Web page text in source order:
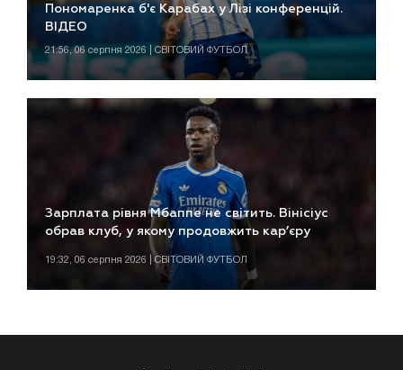
Пономаренка б'є Карабах у Лізі конференцій.
ВІДЕО
21:56, 06 серпня 2026 | СВІТОВИЙ ФУТБОЛ
Зарплата рівня Мбаппе не світить. Вінісіус
обрав клуб, у якому продовжить кар’єру
19:32, 06 серпня 2026 | СВІТОВИЙ ФУТБОЛ